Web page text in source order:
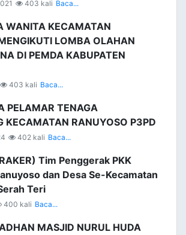
403 kali Baca...
WANITA KECAMATAN
LOMBA OLAHAN
DI PEMDA KABUPATEN
403 kali Baca...
PELAMAR TENAGA
KECAMATAN RANUYOSO P3PD
402 kali Baca...
Tim Penggerak PKK
dan Desa Se-Kecamatan
Teri
400 kali Baca...
MASJID NURUL HUDA